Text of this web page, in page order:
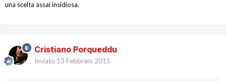
una scelta assai insidiosa.
Cristiano Porqueddu
Inviato 13 Febbraio 2015